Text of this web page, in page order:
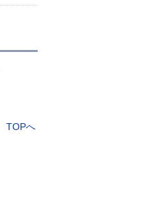
TOPへ